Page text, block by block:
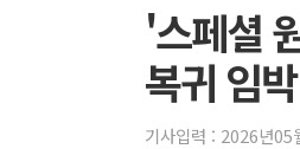
'스페셜
복귀 임박
기사입력 : 2026년05